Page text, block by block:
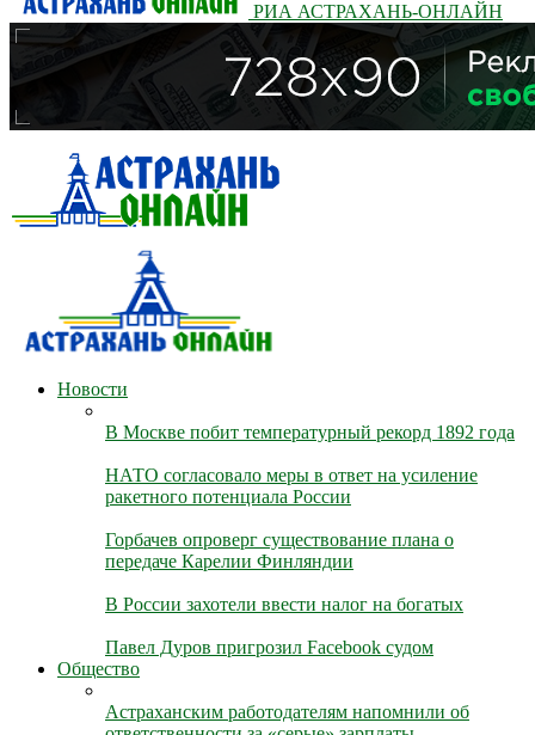
РИА АСТРАХАНЬ-ОНЛАЙН
Новости
В Москве побит температурный рекорд 1892 года
НАТО согласовало меры в ответ на усиление
ракетного потенциала России
Горбачев опроверг существование плана о
передаче Карелии Финляндии
В России захотели ввести налог на богатых
Павел Дуров пригрозил Facebook судом
Общество
Астраханским работодателям напомнили об